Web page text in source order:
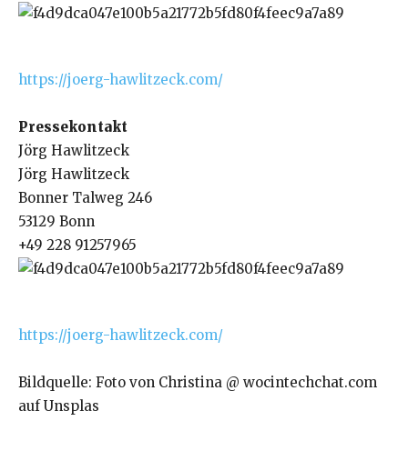
https://joerg-hawlitzeck.com/
Pressekontakt
Jörg Hawlitzeck
Jörg Hawlitzeck
Bonner Talweg 246
53129 Bonn
+49 228 91257965
https://joerg-hawlitzeck.com/
Bildquelle: Foto von Christina @ wocintechchat.com
auf Unsplas